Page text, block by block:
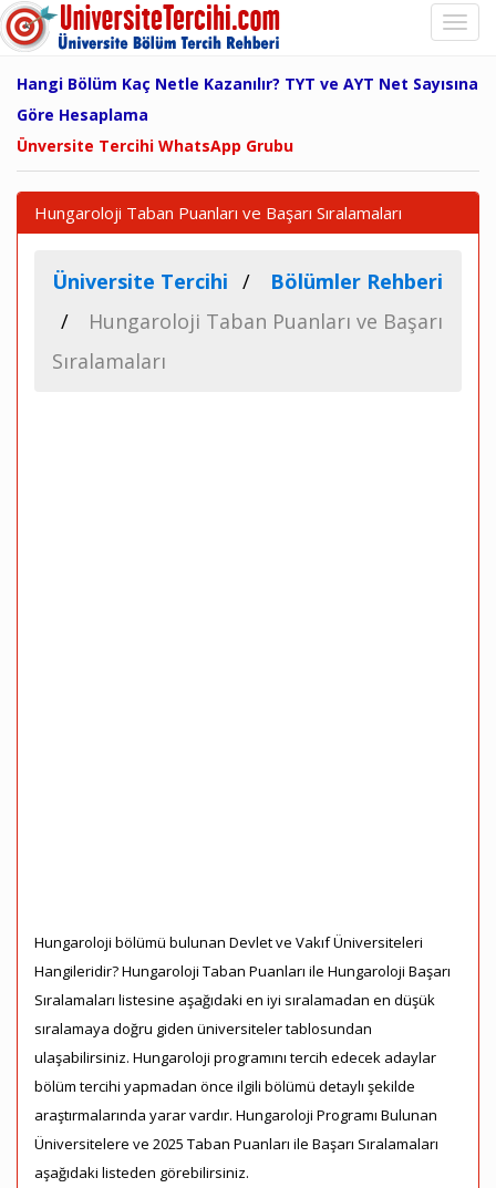
Hangi Bölüm Kaç Netle Kazanılır? TYT ve AYT Net Sayısına
Göre Hesaplama
Ünversite Tercihi WhatsApp Grubu
Hungaroloji Taban Puanları ve Başarı Sıralamaları
Üniversite Tercihi
Bölümler Rehberi
Hungaroloji Taban Puanları ve Başarı
Sıralamaları
Hungaroloji bölümü bulunan Devlet ve Vakıf Üniversiteleri
Hangileridir? Hungaroloji Taban Puanları ile Hungaroloji Başarı
Sıralamaları listesine aşağıdaki en iyi sıralamadan en düşük
sıralamaya doğru giden üniversiteler tablosundan
ulaşabilirsiniz. Hungaroloji programını tercih edecek adaylar
bölüm tercihi yapmadan önce ilgili bölümü detaylı şekilde
araştırmalarında yarar vardır. Hungaroloji Programı Bulunan
Üniversitelere ve 2025 Taban Puanları ile Başarı Sıralamaları
aşağıdaki listeden görebilirsiniz.